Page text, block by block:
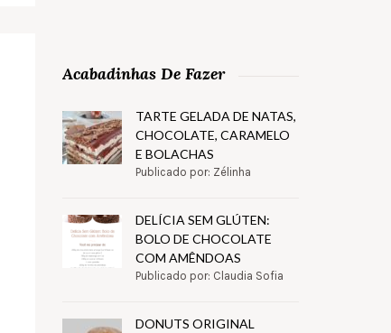
Acabadinhas De Fazer
TARTE GELADA DE NATAS,
CHOCOLATE, CARAMELO
E BOLACHAS
Publicado por: Zélinha
DELÍCIA SEM GLÚTEN:
BOLO DE CHOCOLATE
COM AMÊNDOAS
Publicado por: Claudia Sofia
DONUTS ORIGINAL